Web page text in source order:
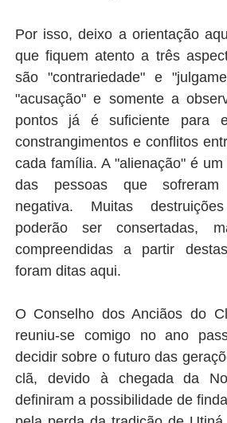
Por isso, deixo a orientação
que fiquem atento a três
são "contrariedade" e
"acusação" e somente a
pontos já é suficiente para
constrangimentos e conflitos
cada família. A "alienação" é
das pessoas que sofreram
negativa. Muitas
poderão ser consertadas,
compreendidas a partir
foram ditas aqui.
O Conselho dos Anciãos do
reuniu-se comigo no ano
decidir sobre o futuro das
clã, devido à chegada da
definiram a possibilidade de